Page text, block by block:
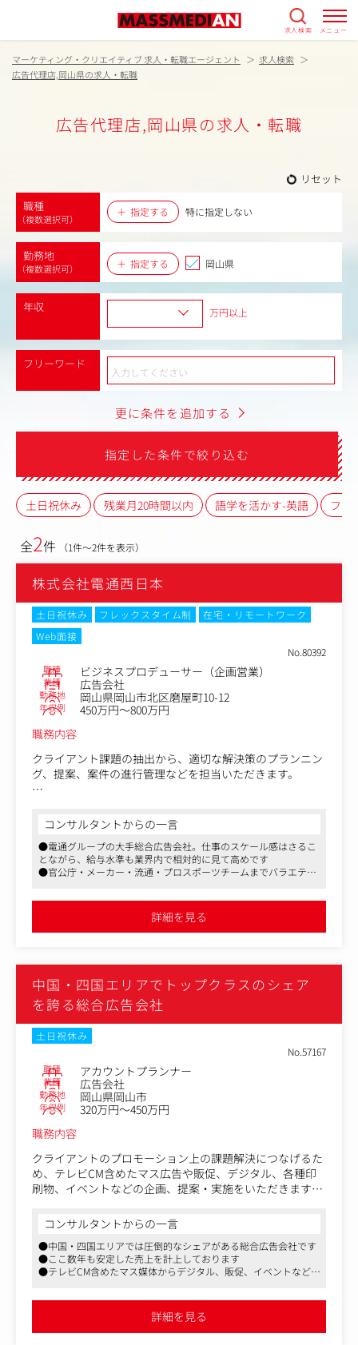
求人検索 メニュー
マーケティング・クリエイティブ 求人・転職エージェント
求人検索
広告代理店,岡山県の求人・転職
広告代理店,岡山県の求人・転職
リセット
職種
（複数選択可）
指定する 特に指定しない
勤務地
（複数選択可） 指定する 岡山県
年収 万円以上
フリーワード
更に条件を追加する
指定した条件で絞り込む
土日祝休み 残業月20時間以内 語学を活かす-英語 フレ
全2件 （1件～2件を表示）
株式会社電通西日本
土日祝休み フレックスタイム制
在宅・リモートワーク
Web面接
No.80392
職種 ビジネスプロデューサー（企画営業）
業種 広告会社
勤務地 岡山県岡山市北区磨屋町10-12
年収例
450万円～800万円
職務内容
クライアント課題の抽出から、適切な解決策のプランニン
グ、提案、案件の進行管理などを担当いただきます。
イベントなど、クライアント課題に応じてニュートラルに
提案できますが、「広告制作」の機能を果たすだけでな
く、クライアントの事業や経営に深く踏み込み、マーケテ
ィング全体の戦略を描き、実践していくことが求められる
ポジションとなります。
社内、グループ企業などのさまざまなリソースを活用し、
常にチーム体制で業務を実施し、地域における多種多様な
コンサルタントからの一言
●電通グループの大手総合広告会社。仕事のスケール感はさるこ
とながら、給与水準も業界内で相対的に見て高めです
●官公庁・メーカー・流通・プロスポーツチームまでバラエティ
●グループとして残業時間削減に積極的に取り組んでおり、かつ
詳細を見る
中国・四国エリアでトップクラスのシェア
を誇る総合広告会社
土日祝休み
No.57167
職種 アカウントプランナー
業種 広告会社
勤務地 岡山県岡山市
年収例
320万円～450万円
職務内容
クライアントのプロモーション上の課題解決につなげるた
め、テレビCM含めたマス広告や販促、デジタル、各種印
刷物、イベントなどの企画、提案・実施をいただきます。
担当クライアントの要望をヒアリングし、状況に合わせた
媒体の企画、提案、納品、検証に至るまでの業務に携わ
り、クライアントプロデュース、メディアセールスを展開
していただきます。また社内外でもスタッフをとりまとめ
ながら進捗管理を推進頂きます。
メディアを含んだ提案の際は、クライアント以外にもテレ
ビ局などの媒体社との折衝、メディアの買付・交渉なども
コンサルタントからの一言
●中国・四国エリアでは圧倒的なシェアがある総合広告会社です
●ここ数年も安定した売上を計上しております
●テレビCM含めたマス媒体からデジタル、販促、イベントなど幅
詳細を見る